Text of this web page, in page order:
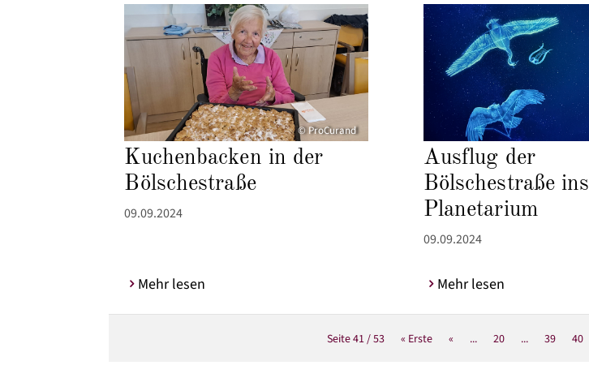
© ProCurand
Kuchenbacken in der
Bölschestraße
09.09.2024
Mehr lesen
Ausflug der
Bölschestraße ins
Planetarium
09.09.2024
Mehr lesen
Seite 41 / 53 « Erste « ... 20 ... 39 40